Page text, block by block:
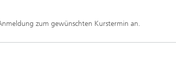
zum gewünschten Kurstermin an.